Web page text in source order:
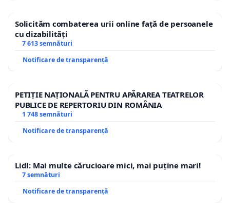
Solicităm combaterea urii online față de persoanele
cu dizabilități
7 613 semnături
Notificare de transparență
PETIȚIE NAȚIONALĂ PENTRU APĂRAREA TEATRELOR
PUBLICE DE REPERTORIU DIN ROMÂNIA
1 748 semnături
Notificare de transparență
Lidl: Mai multe cărucioare mici, mai puține mari!
7 semnături
Notificare de transparență